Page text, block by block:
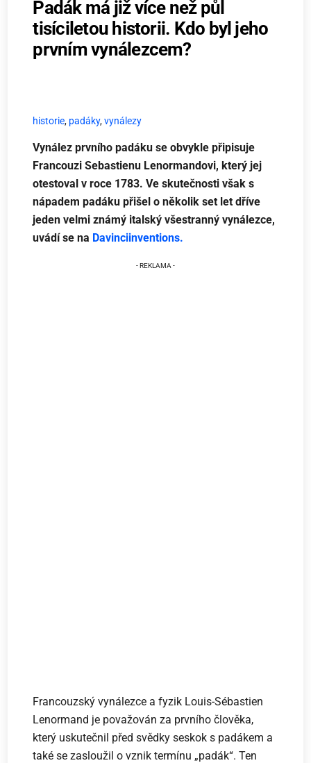
Padák má již více než půl
tisíciletou historii. Kdo byl jeho
prvním vynálezcem?
historie, padáky,vynálezy
Vynález prvního padáku se obvykle připisuje
Francouzi Sebastienu Lenormandovi, který jej
otestoval v roce 1783. Ve skutečnosti však s
nápadem padáku přišel o několik set let dříve
jeden velmi známý italský všestranný vynálezce,
uvádí se na Davinciinventions.
Francouzský vynálezce a fyzik Louis-Sébastien
Lenormand je považován za prvního člověka,
který uskutečnil před svědky seskok s padákem a
také se zasloužil o vznik termínu „padák“. Ten